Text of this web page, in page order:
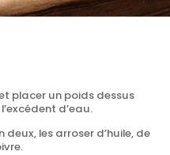
placer un poids dessus
d’eau.
deux, les arroser d’huile, de